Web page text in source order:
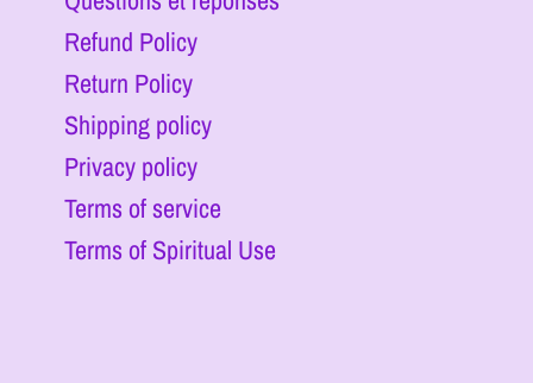
Refund Policy
Return Policy
Shipping policy
Privacy policy
Terms of service
Terms of Spiritual Use